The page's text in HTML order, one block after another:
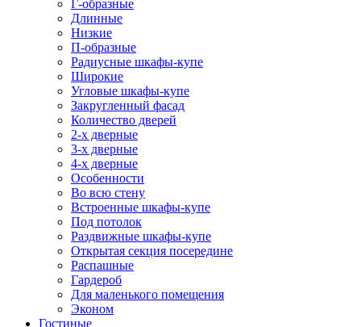
Г-образные
Длинные
Низкие
П-образные
Радиусные шкафы-купе
Широкие
Угловые шкафы-купе
Закругленный фасад
Количество дверей
2-х дверные
3-х дверные
4-х дверные
Особенности
Во всю стену
Встроенные шкафы-купе
Под потолок
Раздвижные шкафы-купе
Открытая секция посередине
Распашные
Гардероб
Для маленького помещения
Эконом
Гостиные